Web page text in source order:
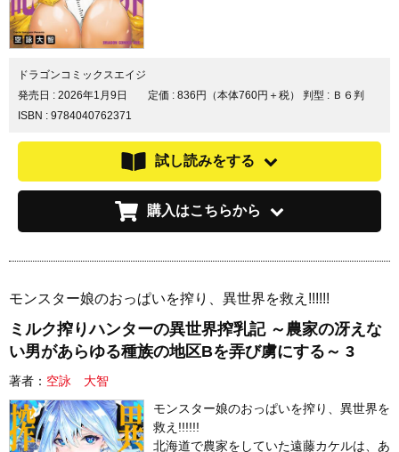
ドラゴンコミックスエイジ
発売日 : 2026年1月9日 定価 : 836円（本体760円＋税） 判型 : Ｂ６判
ISBN : 9784040762371
試し読みをする
購入はこちらから
モンスター娘のおっぱいを搾り、異世界を救え!!!!!!
ミルク搾りハンターの異世界搾乳記 ～農家の冴えな
い男があらゆる種族の地区Bを弄び虜にする～ 3
著者： 空詠 大智
モンスター娘のおっぱいを搾り、異世界を
救え!!!!!!
北海道で農家をしていた遠藤カケルは、あ